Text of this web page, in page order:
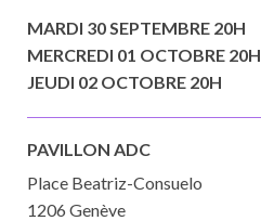
MARDI 30 SEPTEMBRE 20H
MERCREDI 01 OCTOBRE 20H
JEUDI 02 OCTOBRE 20H
PAVILLON ADC
Place Beatriz-Consuelo
1206 Genève